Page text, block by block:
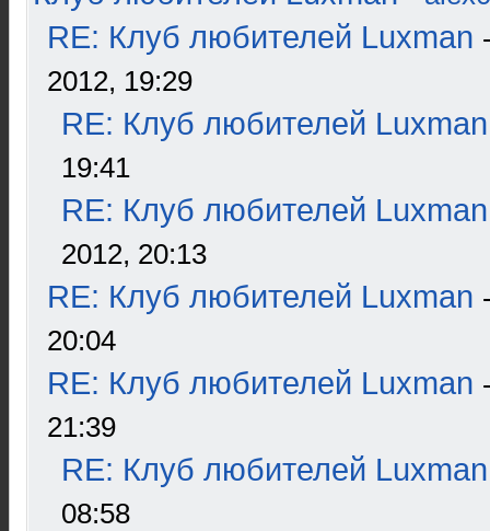
RE: Клуб любителей Luxman
2012, 19:29
RE: Клуб любителей Luxman
19:41
RE: Клуб любителей Luxman
2012, 20:13
RE: Клуб любителей Luxman
20:04
RE: Клуб любителей Luxman
21:39
RE: Клуб любителей Luxman
08:58